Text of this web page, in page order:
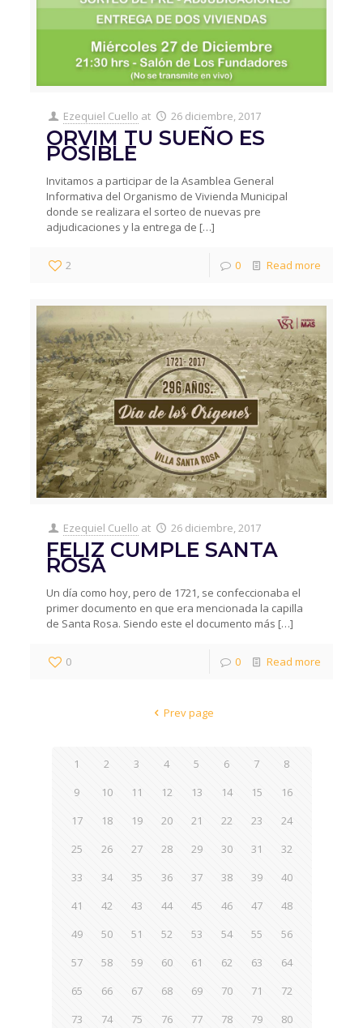
Ezequiel Cuello at 26 diciembre, 2017
ORVIM TU SUEÑO ES
POSIBLE
Invitamos a participar de la Asamblea General
Informativa del Organismo de Vivienda Municipal
donde se realizara el sorteo de nuevas pre
adjudicaciones y la entrega de […]
2 0 Read more
Ezequiel Cuello at 26 diciembre, 2017
FELIZ CUMPLE SANTA
ROSA
Un día como hoy, pero de 1721, se confeccionaba el
primer documento en que era mencionada la capilla
de Santa Rosa. Siendo este el documento más […]
0 0 Read more
Prev page
1 2 3 4 5 6 7
8
9
10 11 12 13 14 15
16
17
18 19 20 21 22 23
24
25
26 27 28 29 30 31
32
33
34 35 36 37 38 39
40
41
42 43 44 45 46 47
48
49
50 51 52 53 54 55
56
57
58 59 60 61 62 63
64
65
66 67 68 69 70 71
72
73
74 75 76 77 78 79
80